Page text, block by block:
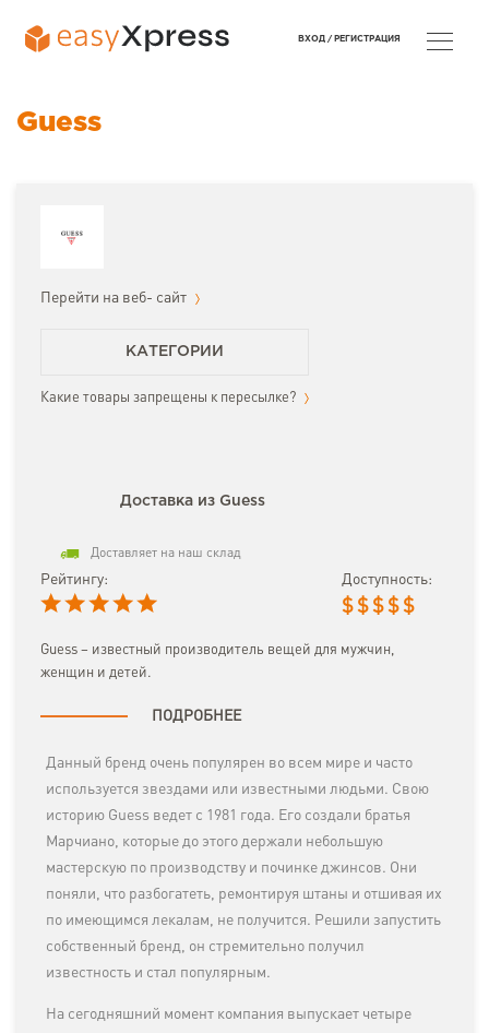
Guess
Перейти на веб- сайт
КАТЕГОРИИ
Какие товары запрещены к пересылке?
Доставка из Guess
Доставляет на наш склад
Рейтингу: Доступность:
$ $ $ $ $
Guess – известный производитель вещей для мужчин,
женщин и детей.
ПОДРОБНЕЕ
Данный бренд очень популярен во всем мире и часто
используется звездами или известными людьми. Свою
историю Guess ведет с 1981 года. Его создали братья
Марчиано, которые до этого держали небольшую
мастерскую по производству и починке джинсов. Они
поняли, что разбогатеть, ремонтируя штаны и отшивая их
по имеющимся лекалам, не получится. Решили запустить
собственный бренд, он стремительно получил
известность и стал популярным.
На сегодняшний момент компания выпускает четыре
ВХОД / РЕГИСТРАЦИЯ